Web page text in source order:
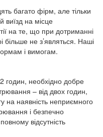
багато фірм, але тільки
на місце
на те, що при дотриманні
більше не з’являться. Наші
і вимогам.
годин, необхідно добре
– від двох годин,
на наявність неприємного
і безпечно
відсутність